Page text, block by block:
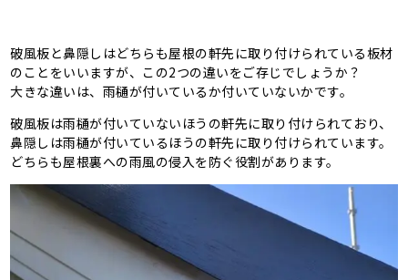
破風板と鼻隠しはどちらも屋根の軒先に取り付けられている板材
のことをいいますが、この2つの違いをご存じでしょうか？
大きな違いは、雨樋が付いているか付いていないかです。
破風板は雨樋が付いていないほうの軒先に取り付けられており、
鼻隠しは雨樋が付いているほうの軒先に取り付けられています。
どちらも屋根裏への雨風の侵入を防ぐ役割があります。